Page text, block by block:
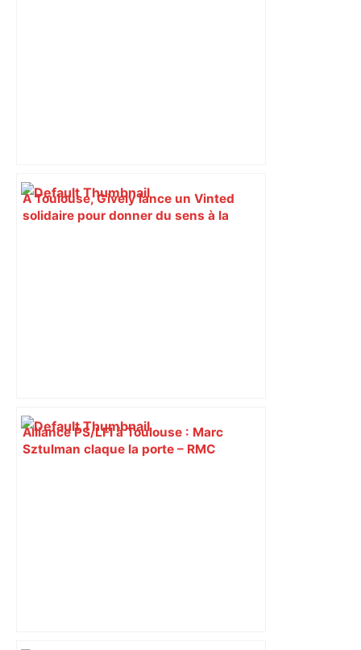
À Toulouse, Gively lance un Vinted
solidaire pour donner du sens à la
Alliance PS/LFI à Toulouse : Marc
Sztulman claque la porte – RMC